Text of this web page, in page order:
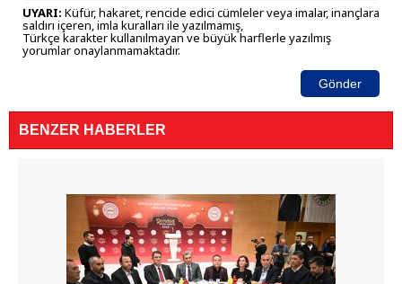
UYARI: Küfür, hakaret, rencide edici cümleler veya imalar, inançlara
saldırı içeren, imla kuralları ile yazılmamış,
Türkçe karakter kullanılmayan ve büyük harflerle yazılmış
yorumlar onaylanmamaktadır.
Gönder
BENZER HABERLER